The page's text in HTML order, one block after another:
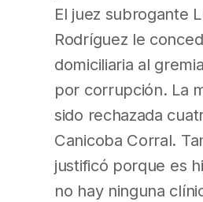
El juez subrogante
Rodríguez le
domiciliaria al
por corrupción. La
sido rechazada
Canicoba Corral.
justificó porque es
no hay ninguna